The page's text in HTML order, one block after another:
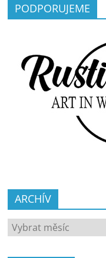
PODPORUJEME
ARCHÍV
ARCHÍV